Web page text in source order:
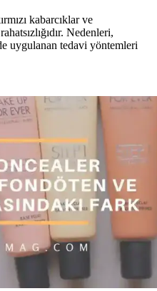
kabarcıklar ve
Nedenleri,
uygulanan tedavi yöntemleri